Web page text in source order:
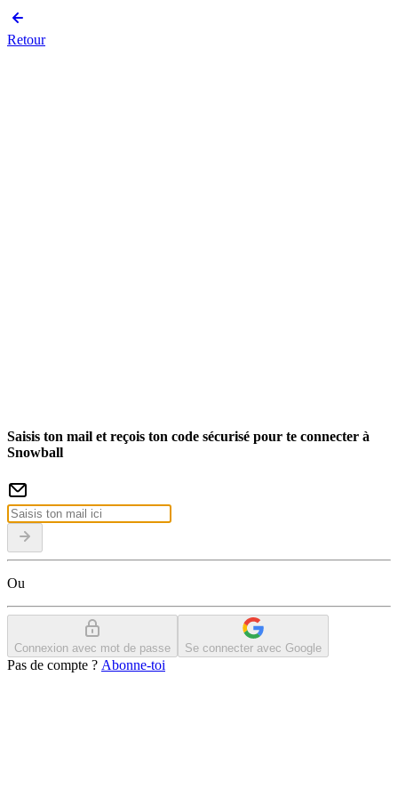
Retour
Saisis ton mail et reçois ton code sécurisé pour te connecter à
Snowball
Ou
Connexion avec mot de passe Se connecter avec Google
Pas de compte ? Abonne-toi